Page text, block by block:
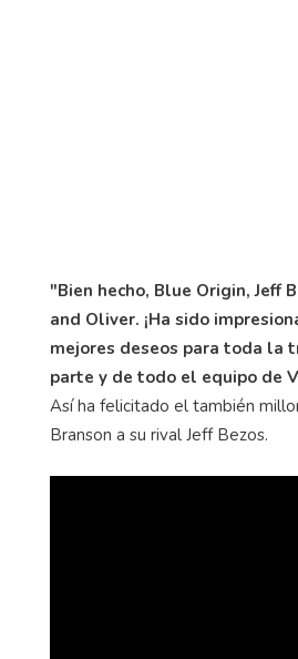
"Bien hecho, Blue Origin, Jeff
and Oliver. ¡Ha sido
mejores deseos para toda la
parte y de todo el equipo de
Así ha felicitado el también
Branson a su rival Jeff Bezos.